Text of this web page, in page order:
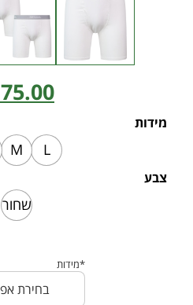
75.00
מידות
L
M
צבע
שחור
*מידות